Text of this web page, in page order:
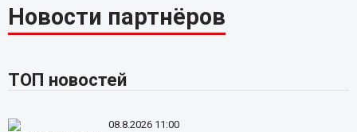
Новости партнёров
ТОП новостей
08.8.2026 11:00